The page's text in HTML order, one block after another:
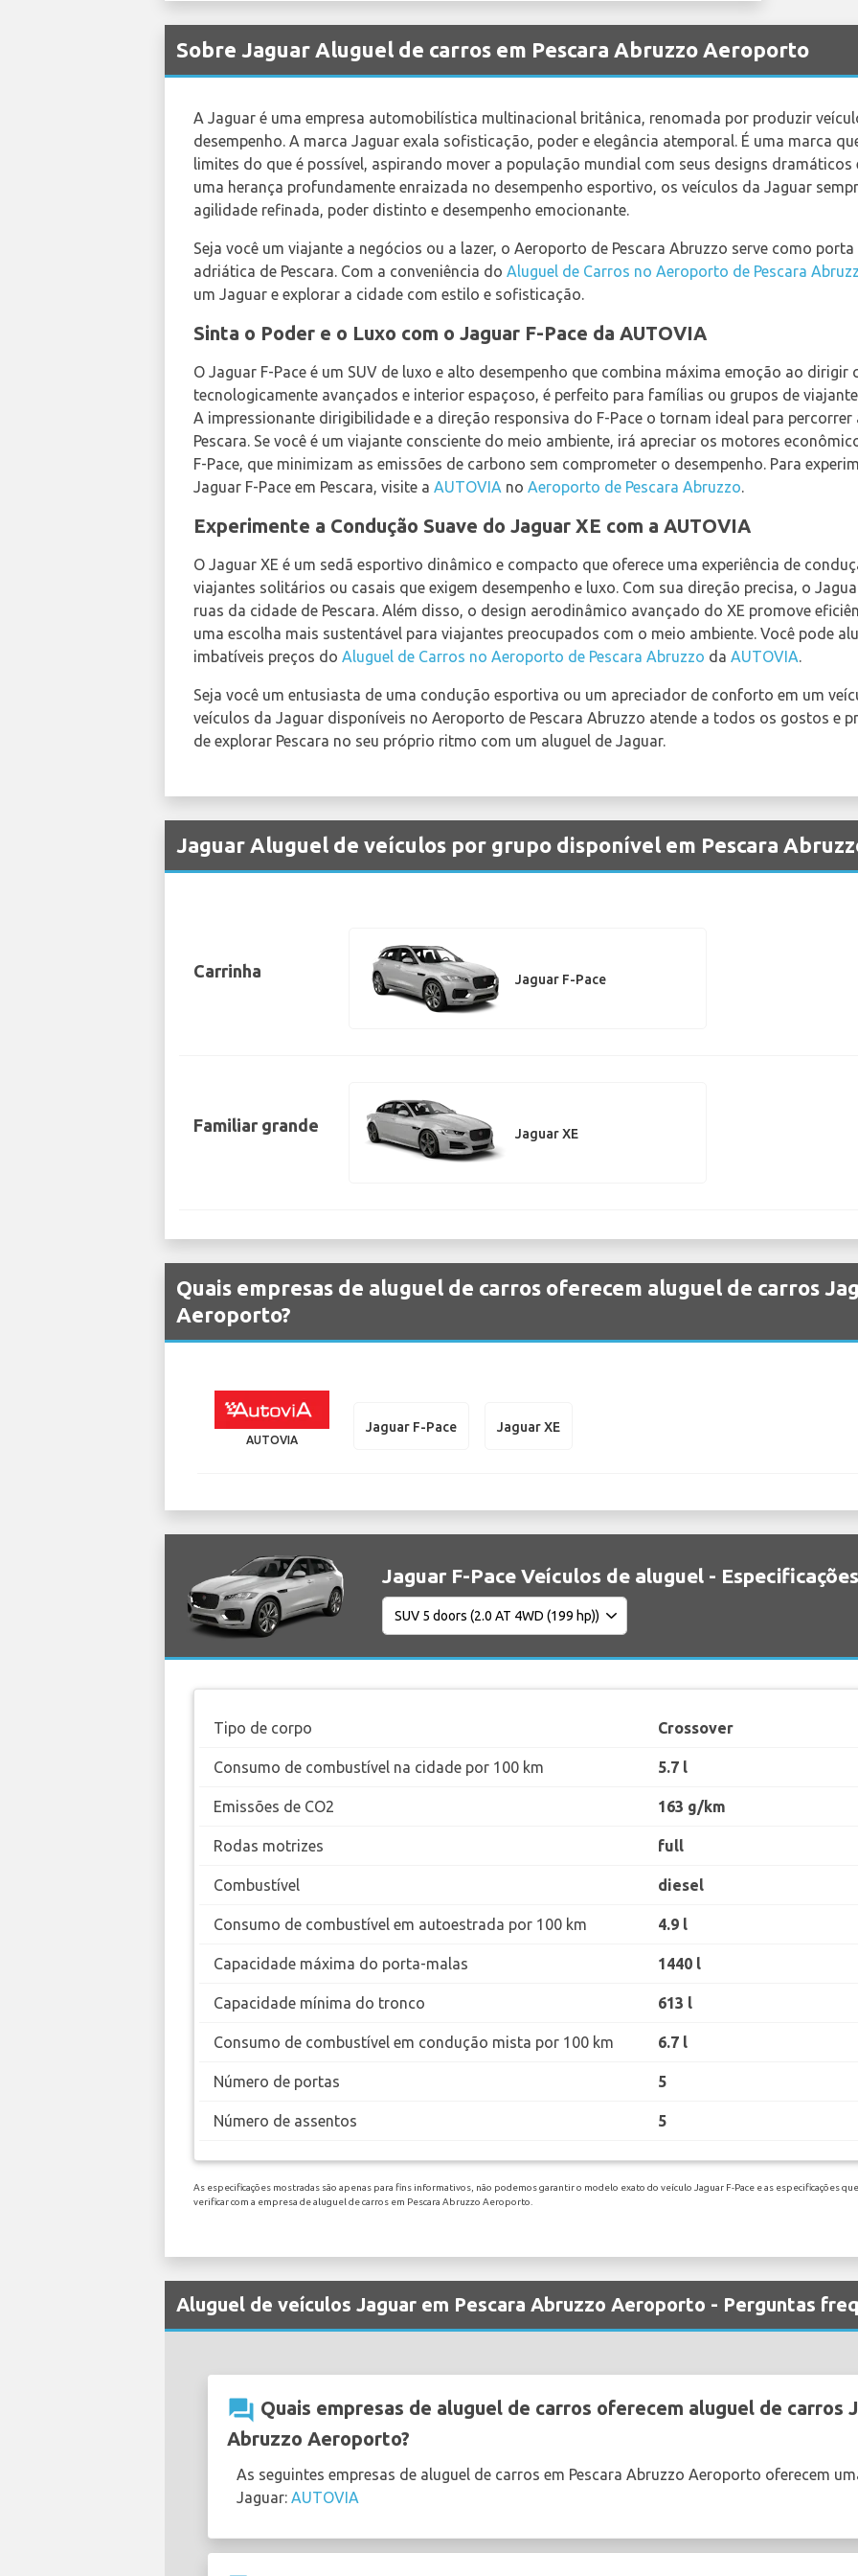
Sobre Jaguar Aluguel de carros em Pescara Abruzzo Aeroporto
A Jaguar é uma empresa automobilística multinacional britânica, renomada por produzir
desempenho. A marca Jaguar exala sofisticação, poder e elegância atemporal. É uma marca
limites do que é possível, aspirando mover a população mundial com seus designs dramáticos
uma herança profundamente enraizada no desempenho esportivo, os veículos da Jaguar
agilidade refinada, poder distinto e desempenho emocionante.
Seja você um viajante a negócios ou a lazer, o Aeroporto de Pescara Abruzzo serve como
adriática de Pescara. Com a conveniência do Aluguel de Carros no Aeroporto de Pescara
um Jaguar e explorar a cidade com estilo e sofisticação.
Sinta o Poder e o Luxo com o Jaguar F-Pace da AUTOVIA
O Jaguar F-Pace é um SUV de luxo e alto desempenho que combina máxima emoção ao dirigir
tecnologicamente avançados e interior espaçoso, é perfeito para famílias ou grupos de
A impressionante dirigibilidade e a direção responsiva do F-Pace o tornam ideal para
Pescara. Se você é um viajante consciente do meio ambiente, irá apreciar os motores
F-Pace, que minimizam as emissões de carbono sem comprometer o desempenho. Para
Jaguar F-Pace em Pescara, visite a AUTOVIA no Aeroporto de Pescara Abruzzo.
Experimente a Condução Suave do Jaguar XE com a AUTOVIA
O Jaguar XE é um sedã esportivo dinâmico e compacto que oferece uma experiência de
viajantes solitários ou casais que exigem desempenho e luxo. Com sua direção precisa, o
ruas da cidade de Pescara. Além disso, o design aerodinâmico avançado do XE promove
uma escolha mais sustentável para viajantes preocupados com o meio ambiente. Você pode
imbatíveis preços do Aluguel de Carros no Aeroporto de Pescara Abruzzo da AUTOVIA.
Seja você um entusiasta de uma condução esportiva ou um apreciador de conforto em um
veículos da Jaguar disponíveis no Aeroporto de Pescara Abruzzo atende a todos os gostos e
de explorar Pescara no seu próprio ritmo com um aluguel de Jaguar.
Jaguar Aluguel de veículos por grupo disponível em Pescara
Carrinha Jaguar F-Pace
Familiar grande Jaguar XE
Quais empresas de aluguel de carros oferecem aluguel de carros
Aeroporto?
AUTOVIA
Jaguar F-Pace Jaguar XE
Jaguar F-Pace Veículos de aluguel - Especificações
Tipo de corpo Crossover
Consumo de combustível na cidade por 100 km 5.7 l
Emissões de CO2 163 g/km
Rodas motrizes full
Combustível diesel
Consumo de combustível em autoestrada por 100 km 4.9 l
Capacidade máxima do porta-malas 1440 l
Capacidade mínima do tronco 613 l
Consumo de combustível em condução mista por 100 km 6.7 l
Número de portas 5
Número de assentos 5
As especificações mostradas são apenas para fins informativos, não podemos garantir o modelo exato do veículo Jaguar F-Pace e as especificações
verificar com a empresa de aluguel de carros em Pescara Abruzzo Aeroporto.
Aluguel de veículos Jaguar em Pescara Abruzzo Aeroporto - Perguntas
question_answer Quais empresas de aluguel de carros oferecem aluguel de carros
Abruzzo Aeroporto?
As seguintes empresas de aluguel de carros em Pescara Abruzzo Aeroporto oferecem
Jaguar: AUTOVIA